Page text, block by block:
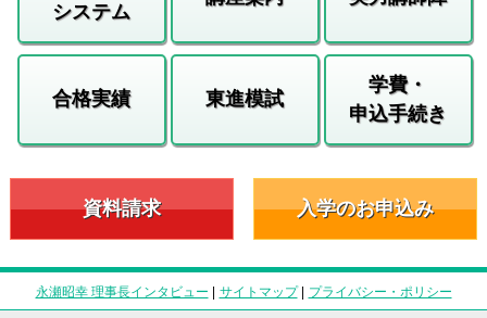
システム
合格実績 東進模試
学費・
申込手続き
資料請求 入学のお申込み
永瀬昭幸 理事長インタビュー | サイトマップ| プライバシー・ポリシー